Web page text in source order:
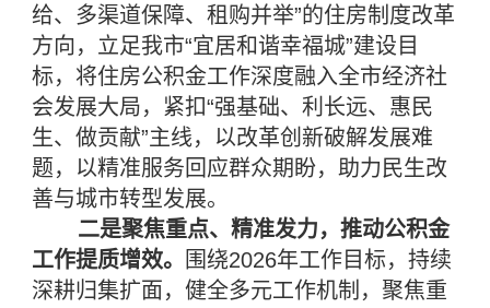
给、多渠道保障、租购并举”的住房制度改革
方向，立足我市“宜居和谐幸福城”建设目
标，将住房公积金工作深度融入全市经济社
会发展大局，紧扣“强基础、利长远、惠民
生、做贡献”主线，以改革创新破解发展难
题，以精准服务回应群众期盼，助力民生改
善与城市转型发展。
二是聚焦重点、精准发力，推动公积金
工作提质增效。
围绕2026年工作目标，持续
深耕归集扩面，健全多元工作机制，聚焦重